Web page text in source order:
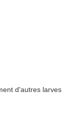
d'autres larves